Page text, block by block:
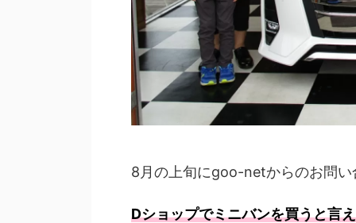
8月の上旬にgoo-netからのお問
Dショップでミニバンを買うと言